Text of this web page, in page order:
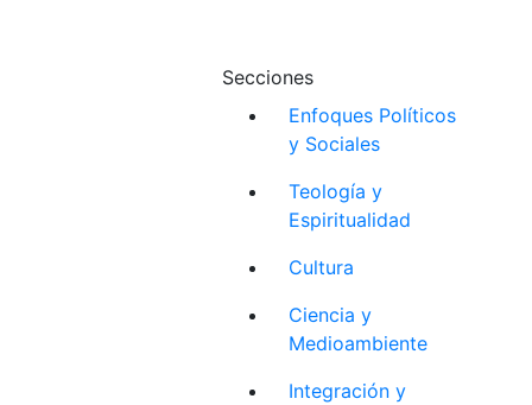
Secciones
Enfoques Políticos
y Sociales
Teología y
Espiritualidad
Cultura
Ciencia y
Medioambiente
Integración y